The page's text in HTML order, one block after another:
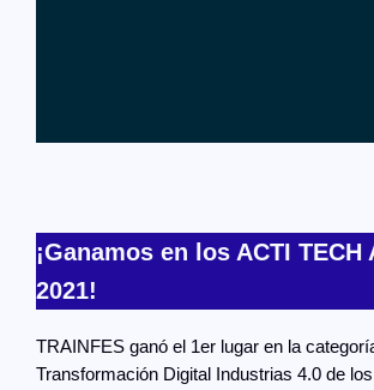
¡Ganamos en los ACTI TECH
2021!
TRAINFES ganó el 1er lugar en la
Transformación Digital Industrias 4.0 de